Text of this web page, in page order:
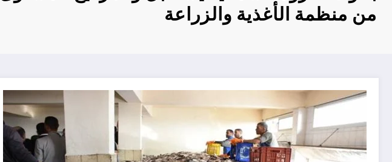
من منظمة الأغذية والزراعة